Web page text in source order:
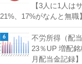
【3人に1人は
21%、17%がなんと無職】
不労所得（配
23％UP 増配
月配当金記録】